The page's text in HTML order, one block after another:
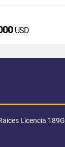
USD
Licencia 189G